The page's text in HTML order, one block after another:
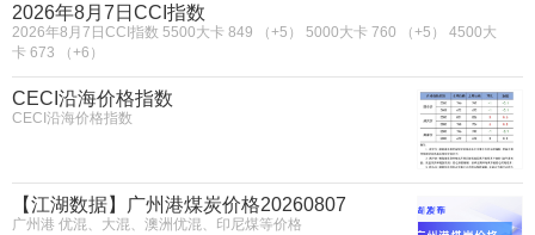
2026年8月7日CCI指数
2026年8月7日CCI指数 5500大卡 849 （+5） 5000大卡 760 （+5） 4500大
卡 673 （+6）
CECI沿海价格指数
CECI沿海价格指数
【江湖数据】广州港煤炭价格20260807
广州港 优混、大混、澳洲优混、印尼煤等价格